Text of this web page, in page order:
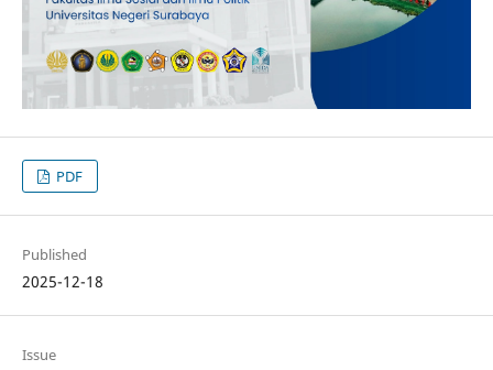
PDF
Published
2025-12-18
Issue